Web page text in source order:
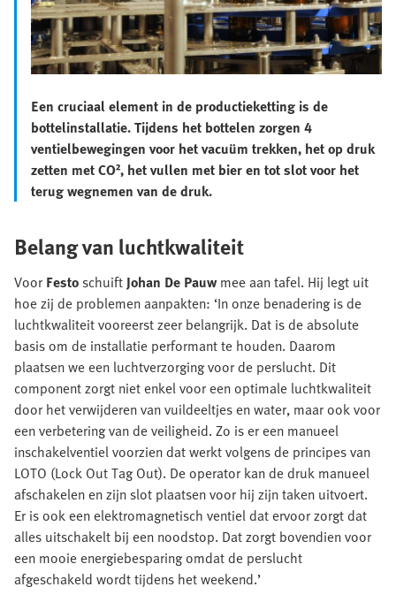
Een cruciaal element in de productieketting is de
bottelinstallatie. Tijdens het bottelen zorgen 4
ventielbewegingen voor het vacuüm trekken, het op druk
zetten met CO², het vullen met bier en tot slot voor het
terug wegnemen van de druk.
Belang van luchtkwaliteit
Voor Festo schuiftJohan De Pauwmee aan tafel. Hij legt uit
hoe zij de problemen aanpakten: ‘In onze benadering is de
luchtkwaliteit vooreerst zeer belangrijk. Dat is de absolute
basis om de installatie performant te houden. Daarom
plaatsen we een luchtverzorging voor de perslucht. Dit
component zorgt niet enkel voor een optimale luchtkwaliteit
door het verwijderen van vuildeeltjes en water, maar ook voor
een verbetering van de veiligheid. Zo is er een manueel
inschakelventiel voorzien dat werkt volgens de principes van
LOTO (Lock Out Tag Out). De operator kan de druk manueel
afschakelen en zijn slot plaatsen voor hij zijn taken uitvoert.
Er is ook een elektromagnetisch ventiel dat ervoor zorgt dat
alles uitschakelt bij een noodstop. Dat zorgt bovendien voor
een mooie energiebesparing omdat de perslucht
afgeschakeld wordt tijdens het weekend.’